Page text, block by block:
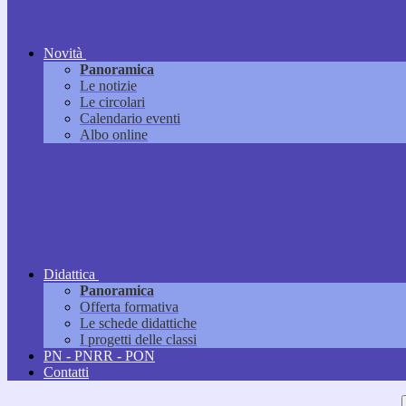
Novità
Panoramica
Le notizie
Le circolari
Calendario eventi
Albo online
Didattica
Panoramica
Offerta formativa
Le schede didattiche
I progetti delle classi
PN - PNRR - PON
Contatti